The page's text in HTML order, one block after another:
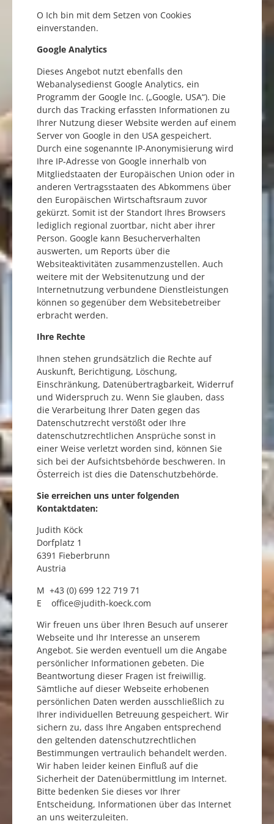
O Ich bin mit dem Setzen von Cookies
einverstanden.
Google Analytics
Dieses Angebot nutzt ebenfalls den
Webanalysedienst Google Analytics, ein
Programm der Google Inc. („Google, USA“). Die
durch das Tracking erfassten Informationen zu
Ihrer Nutzung dieser Website werden auf einem
Server von Google in den USA gespeichert.
Durch eine sogenannte IP-Anonymisierung wird
Ihre IP-Adresse von Google innerhalb von
Mitgliedstaaten der Europäischen Union oder in
anderen Vertragsstaaten des Abkommens über
den Europäischen Wirtschaftsraum zuvor
gekürzt. Somit ist der Standort Ihres Browsers
lediglich regional zuortbar, nicht aber ihrer
Person. Google kann Besucherverhalten
auswerten, um Reports über die
Websiteaktivitäten zusammenzustellen. Auch
weitere mit der Websitenutzung und der
Internetnutzung verbundene Dienstleistungen
können so gegenüber dem Websitebetreiber
erbracht werden.
Ihre Rechte
Ihnen stehen grundsätzlich die Rechte auf
Auskunft, Berichtigung, Löschung,
Einschränkung, Datenübertragbarkeit, Widerruf
und Widerspruch zu. Wenn Sie glauben, dass
die Verarbeitung Ihrer Daten gegen das
Datenschutzrecht verstößt oder Ihre
datenschutzrechtlichen Ansprüche sonst in
einer Weise verletzt worden sind, können Sie
sich bei der Aufsichtsbehörde beschweren. In
Österreich ist dies die Datenschutzbehörde.
Sie erreichen uns unter folgenden
Kontaktdaten:
Judith Köck
Dorfplatz 1
6391 Fieberbrunn
Austria
M +43 (0) 699 122 719 71
E office@judith-koeck.com
Wir freuen uns über Ihren Besuch auf unserer
Webseite und Ihr Interesse an unserem
Angebot. Sie werden eventuell um die Angabe
persönlicher Informationen gebeten. Die
Beantwortung dieser Fragen ist freiwillig.
Sämtliche auf dieser Webseite erhobenen
persönlichen Daten werden ausschließlich zu
Ihrer individuellen Betreuung gespeichert. Wir
sichern zu, dass Ihre Angaben entsprechend
den geltenden datenschutzrechtlichen
Bestimmungen vertraulich behandelt werden.
Wir haben leider keinen Einfluß auf die
Sicherheit der Datenübermittlung im Internet.
Bitte bedenken Sie dieses vor Ihrer
Entscheidung, Informationen über das Internet
an uns weiterzuleiten.